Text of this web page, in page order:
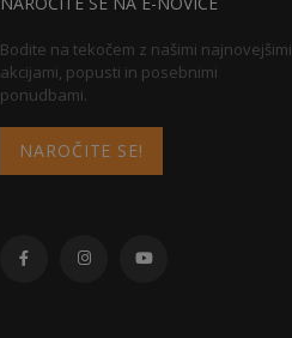
Bodite na tekočem z našimi najnovejšimi
akcijami, popusti in posebnimi
ponudbami.
NAROČITE SE!